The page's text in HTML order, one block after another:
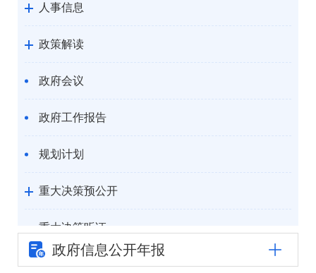
人事信息
政策解读
政府会议
政府工作报告
规划计划
重大决策预公开
重大决策听证
统计信息
政府信息公开年报